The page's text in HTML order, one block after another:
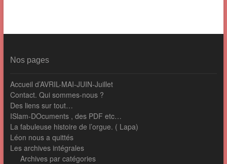
Nos pages
Accueil d’AVRIL-MAI-JUIN-Juillet
Contact. Qui sommes-nous ?
Des liens sur tout…
ISlam-DOcuments , des PDF etc…
La fabuleuse histoire de l’orgue. ( Lapa)
Léon nous a quittés
Les archives intégrales
Archives par catégories